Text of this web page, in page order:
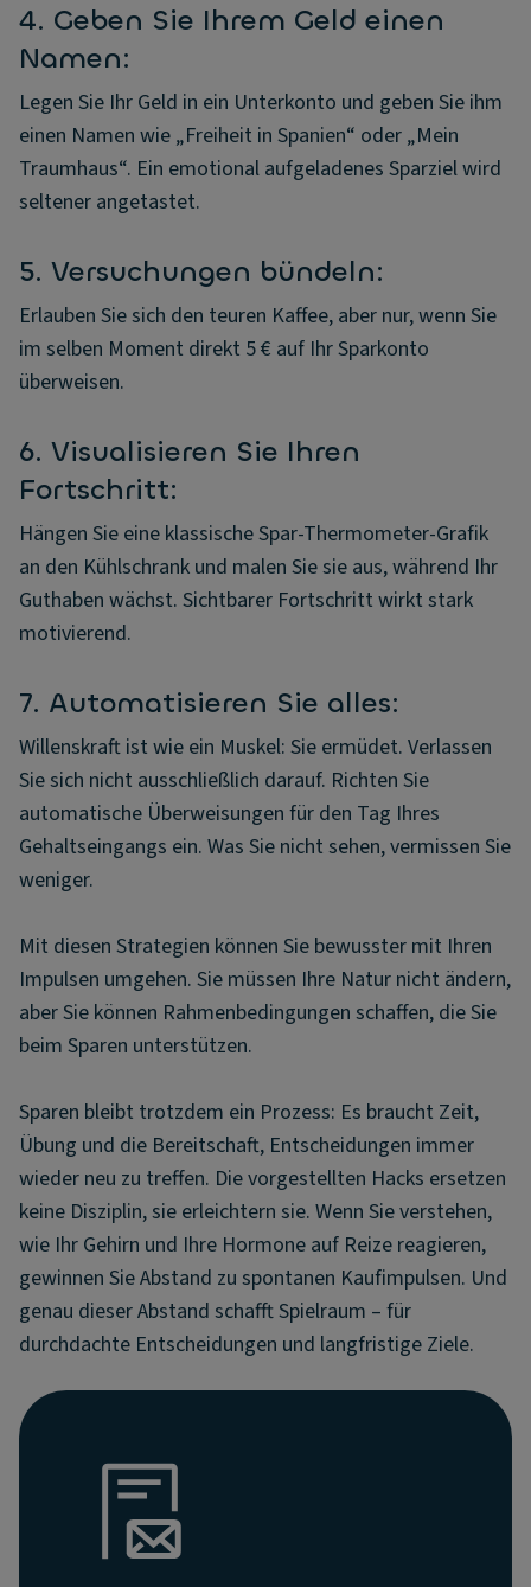
4. Geben Sie Ihrem Geld einen
Namen:
Legen Sie Ihr Geld in ein Unterkonto und geben Sie ihm
einen Namen wie „Freiheit in Spanien“ oder „Mein
Traumhaus“. Ein emotional aufgeladenes Sparziel wird
seltener angetastet.
5. Versuchungen bündeln:
Erlauben Sie sich den teuren Kaffee, aber nur, wenn Sie
im selben Moment direkt 5 € auf Ihr Sparkonto
überweisen.
6. Visualisieren Sie Ihren
Fortschritt:
Hängen Sie eine klassische Spar-Thermometer-Grafik
an den Kühlschrank und malen Sie sie aus, während Ihr
Guthaben wächst. Sichtbarer Fortschritt wirkt stark
motivierend.
7. Automatisieren Sie alles:
Willenskraft ist wie ein Muskel: Sie ermüdet. Verlassen
Sie sich nicht ausschließlich darauf. Richten Sie
automatische Überweisungen für den Tag Ihres
Gehaltseingangs ein. Was Sie nicht sehen, vermissen Sie
weniger.
Mit diesen Strategien können Sie bewusster mit Ihren
Impulsen umgehen. Sie müssen Ihre Natur nicht ändern,
aber Sie können Rahmenbedingungen schaffen, die Sie
beim Sparen unterstützen.
Sparen bleibt trotzdem ein Prozess: Es braucht Zeit,
Übung und die Bereitschaft, Entscheidungen immer
wieder neu zu treffen. Die vorgestellten Hacks ersetzen
keine Disziplin, sie erleichtern sie. Wenn Sie verstehen,
wie Ihr Gehirn und Ihre Hormone auf Reize reagieren,
gewinnen Sie Abstand zu spontanen Kaufimpulsen. Und
genau dieser Abstand schafft Spielraum – für
durchdachte Entscheidungen und langfristige Ziele.